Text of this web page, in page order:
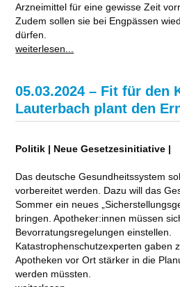
Arzneimittel für eine gewisse Zeit
Zudem sollen sie bei Engpässen
dürfen.
weiterlesen...
05.03.2024 – Fit für den
Lauterbach plant den
Politik | Neue Gesetzesinitiative |
Das deutsche Gesundheitssystem
vorbereitet werden. Dazu will das
Sommer ein neues
bringen. Apotheker:innen müssen
Bevorratungsregelungen einstellen.
Katastrophenschutzexperten gaben
Apotheken vor Ort stärker in die
werden müssten.